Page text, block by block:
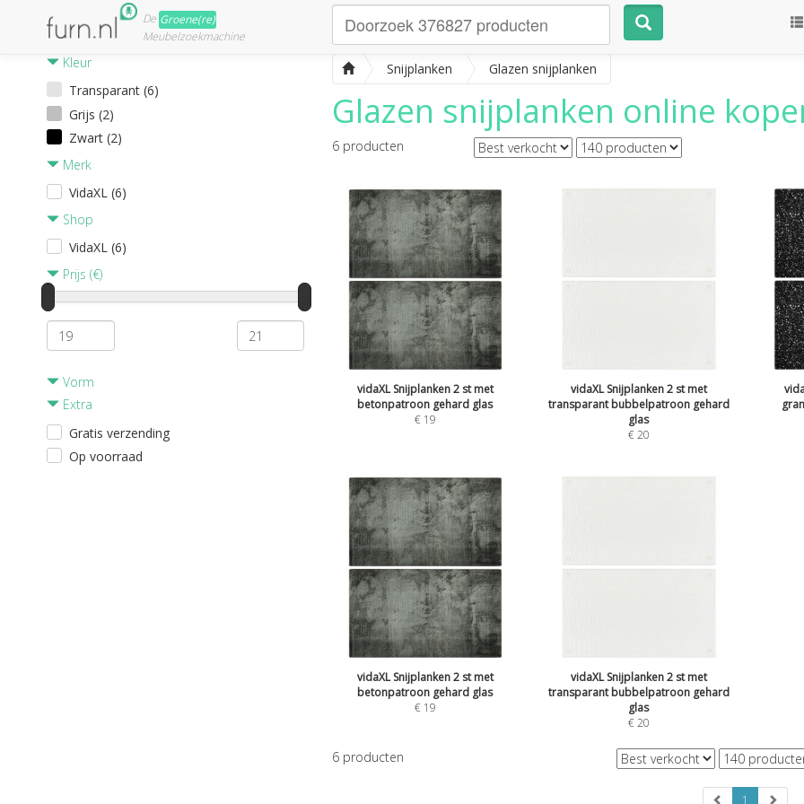
De Groene(re)
Meubelzoekmachine
Kleur
Transparant (6)
Grijs (2)
Zwart (2)
Merk
VidaXL (6)
Shop
VidaXL (6)
Prijs (€)
Vorm
Extra
Gratis verzending
Op voorraad
Snijplanken Glazen snijplanken
Glazen snijplanken online
6producten
vidaXL Snijplanken 2 st met
betonpatroon gehard glas
€ 19
vidaXL Snijplanken 2 st met
transparant bubbelpatroon gehard
glas
€20
vidaXL Snijplanken 2 st met
betonpatroon gehard glas
€ 19
vidaXL Snijplanken 2 st met
transparant bubbelpatroon gehard
glas
€20
6producten
1